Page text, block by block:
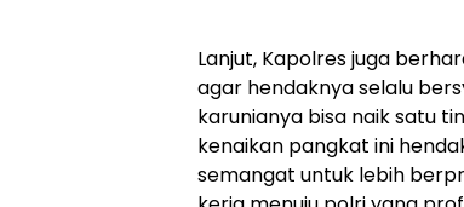
Lanjut, Kapolres juga
agar hendaknya selalu
karunianya bisa naik satu
kenaikan pangkat ini
semangat untuk lebih